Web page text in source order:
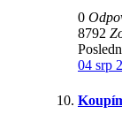
0
8792
04 srp